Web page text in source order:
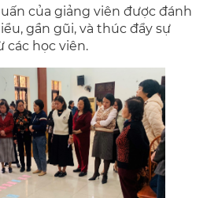
của giảng viên được đánh
gần gũi, và thúc đẩy sự
các học viên.